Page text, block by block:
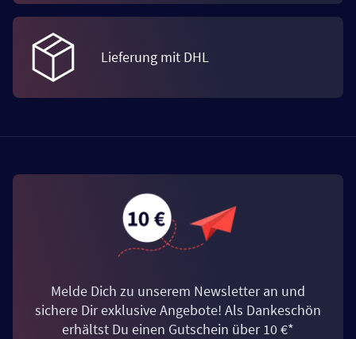
Lieferung mit DHL
Melde Dich zu unserem Newsletter an und
sichere Dir exklusive Angebote! Als Dankeschön
erhältst Du einen Gutschein über 10 €*